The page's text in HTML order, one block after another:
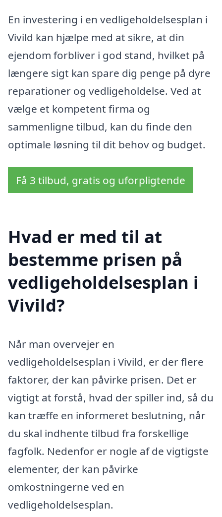
En investering i en vedligeholdelsesplan i
Vivild kan hjælpe med at sikre, at din
ejendom forbliver i god stand, hvilket på
længere sigt kan spare dig penge på dyre
reparationer og vedligeholdelse. Ved at
vælge et kompetent firma og
sammenligne tilbud, kan du finde den
optimale løsning til dit behov og budget.
Få 3 tilbud, gratis og uforpligtende
Hvad er med til at
bestemme prisen på
vedligeholdelsesplan i
Vivild?
Når man overvejer en
vedligeholdelsesplan i Vivild, er der flere
faktorer, der kan påvirke prisen. Det er
vigtigt at forstå, hvad der spiller ind, så du
kan træffe en informeret beslutning, når
du skal indhente tilbud fra forskellige
fagfolk. Nedenfor er nogle af de vigtigste
elementer, der kan påvirke
omkostningerne ved en
vedligeholdelsesplan.